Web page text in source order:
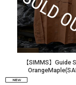
【SIMMS】Guide